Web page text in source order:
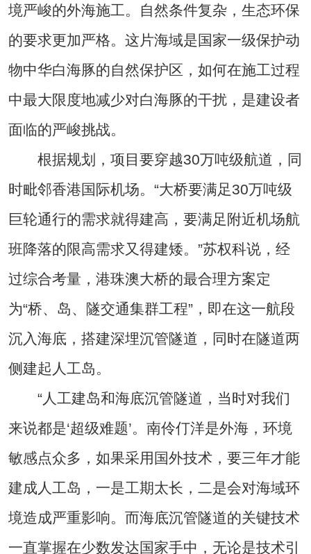
境严峻的外海施工。自然条件复杂，生态环保
的要求更加严格。这片海域是国家一级保护动
物中华白海豚的自然保护区，如何在施工过程
中最大限度地减少对白海豚的干扰，是建设者
面临的严峻挑战。
根据规划，项目要穿越30万吨级航道，同
时毗邻香港国际机场。“大桥要满足30万吨级
巨轮通行的需求就得建高，要满足附近机场航
班降落的限高需求又得建矮。”苏权科说，经
过综合考量，港珠澳大桥的最合理方案定
为“桥、岛、隧交通集群工程”，即在这一航段
沉入海底，搭建深埋沉管隧道，同时在隧道两
侧建起人工岛。
“人工建岛和海底沉管隧道，当时对我们
来说都是‘超级难题’。南伶仃洋是外海，环境
敏感点众多，如果采用国外技术，要三年才能
建成人工岛，一是工期太长，二是会对海域环
境造成严重影响。而海底沉管隧道的关键技术
一直掌握在少数发达国家手中，无论是技术引